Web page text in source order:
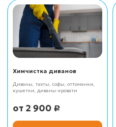
Химчистка диванов
Диваны, тахты, софы, оттоманки,
кушетки, диваны-кровати
2 900 Р